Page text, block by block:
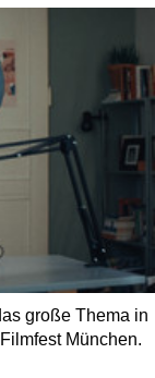
große Thema in
München.
mit viel